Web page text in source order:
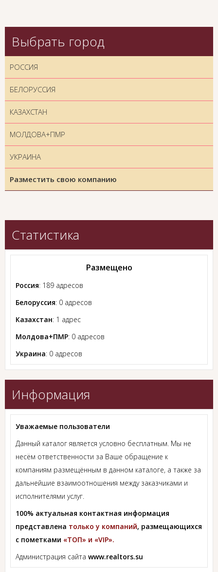
Выбрать город
РОССИЯ
БЕЛОРУССИЯ
КАЗАХСТАН
МОЛДОВА+ПМР
УКРАИНА
Разместить свою компанию
Статистика
Размещено
Россия: 189 адресов
Белоруссия: 0 адресов
Казахстан: 1 адрес
Молдова+ПМР: 0 адресов
Украина: 0 адресов
Информация
Уважаемые пользователи
Данный каталог является условно бесплатным. Мы не
несём ответственности за Ваше обращение к
компаниям размещённым в данном каталоге, а также за
дальнейшие взаимоотношения между заказчиками и
исполнителями услуг.
100% актуальная контактная информация
представлена только у компаний, размещающихся
с пометками «ТОП» и «VIP».
Администрация сайта www.realtors.su